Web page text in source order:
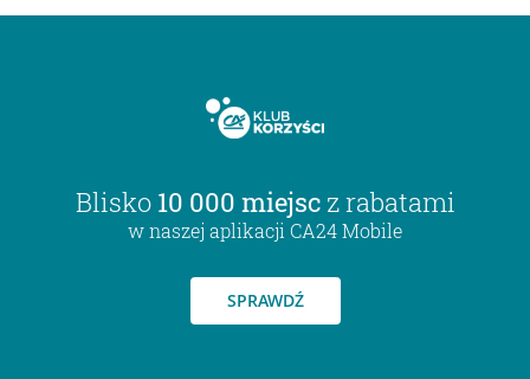
Blisko 10 000 miejsc z rabatami
w naszej aplikacji CA24 Mobile
SPRAWDŹ